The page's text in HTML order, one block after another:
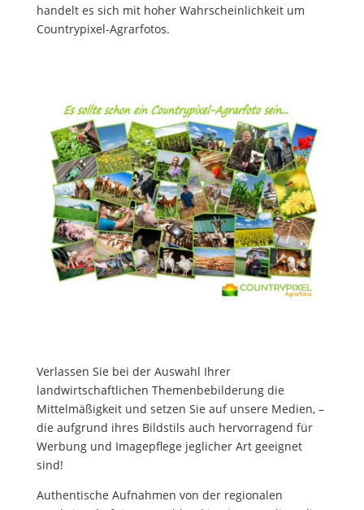
handelt es sich mit hoher Wahrscheinlichkeit um
Countrypixel-Agrarfotos.
Verlassen Sie bei der Auswahl Ihrer
landwirtschaftlichen Themenbebilderung die
Mittelmäßigkeit und setzen Sie auf unsere Medien, –
die aufgrund ihres Bildstils auch hervorragend für
Werbung und Imagepflege jeglicher Art geeignet
sind!
Authentische Aufnahmen von der regionalen